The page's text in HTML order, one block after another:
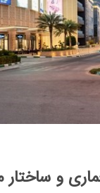
و ساختار